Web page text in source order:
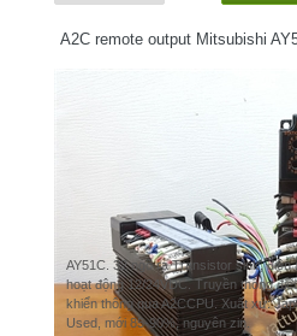
A2C remote output Mitsubishi
AY51C. 32 ngõ ra Transistor sink, điện
hoạt động 12/24VDC. Truyền thông
khiển thông qua A2CCPU. Xuất xứ:
Used, mới 85-90%, nguyên zin.